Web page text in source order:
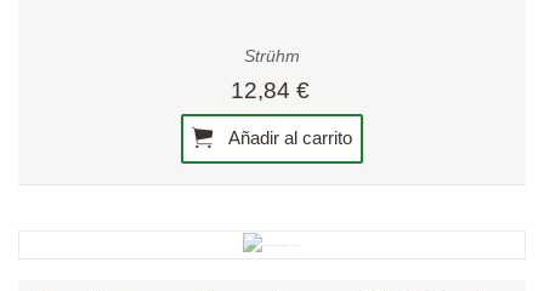
Strühm
12,84 €
Añadir al carrito